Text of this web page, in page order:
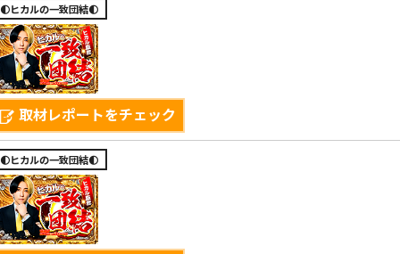
🌓ヒカルの一致団結🌓
取材レポートをチェック
🌓ヒカルの一致団結🌓